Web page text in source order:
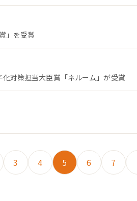
」を受賞
対策担当大臣賞「ネルーム」が受賞
3 4 5 6 7